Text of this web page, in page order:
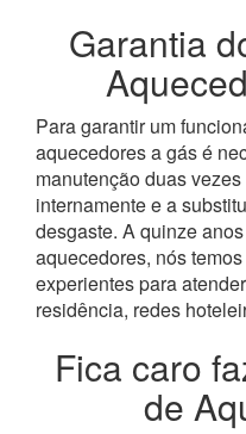
Garantia
Para garantir um
aquecedores a gás é
manutenção duas
internamente e a
desgaste. A quinze
aquecedores, nós
experientes para
residência, redes
Fica caro
de